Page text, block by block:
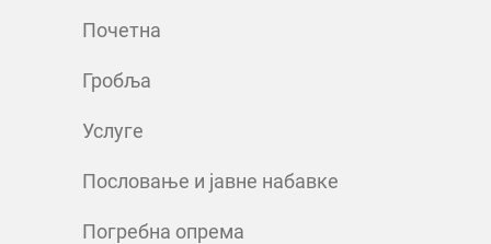
Почетна
Гробља
Услуге
Пословање и јавне набавке
Погребна опрема